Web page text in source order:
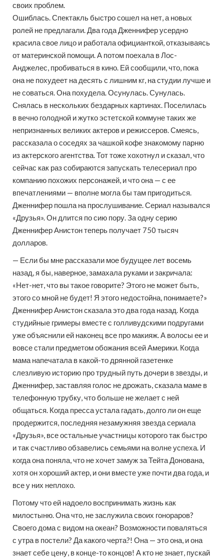
своих проблем.
Ошиблась. Спектакль быстро сошел на нет, а новых
ролей не предлагали. Два года Дженнифер усердно
красила свое лицо и работала официанткой, отказываясь
от материнской помощи. А потом поехала в Лос-
Анджелес, пробиваться в кино. Ей сообщили, что, пока
она не похудеет на десять с лишним кг, на студии лучше и
не соваться. Она похудела. Осунулась. Сунулась.
Снялась в нескольких бездарных картинах. Поселилась
в вечно голодной и жутко эстетской коммуне таких же
непризнанных великих актеров и режиссеров. Смеясь,
рассказала о соседях за чашкой кофе знакомому парню
из актерского агентства. Тот тоже хохотнул и сказал, что
сейчас как раз собираются запускать телесериал про
компанию похожих персонажей, и что она — с ее
впечатлениями — вполне могла бы там пригодиться.
Дженнифер пошла на прослушивание. Сериал назывался
«Друзья». Он длится по сию пору. За одну серию
Дженнифер Анистон теперь получает 750 тысяч
долларов.
— Если бы мне рассказали мое будущее лет восемь
назад, я бы, наверное, замахала руками и закричала:
«Нет-нет, что вы такое говорите? Этого не может быть,
этого со мной не будет! Я этого недостойна, понимаете?»
Дженнифер Анистон сказала это два года назад. Когда
студийные гримеры вместе с голливудскими подругами
уже объяснили ей наконец все про макияж. А волосы ее и
вовсе стали предметом обожания всей Америки. Когда
мама напечатала в какой-то дрянной газетенке
слезливую историю про трудный путь дочери в звезды, и
Дженнифер, заставляя голос не дрожать, сказала маме в
телефонную трубку, что больше не желает с ней
общаться. Когда пресса устала гадать, долго ли он еще
продержится, последняя незамужняя звезда сериала
«Друзья», все остальные участницы которого так быстро
и так счастливо обзавелись семьями на волне успеха. И
когда она поняла, что не хочет замуж за Тейта Донована,
хотя он хороший актер, и они вместе уже почти два года, и
все у них неплохо.
Потому что ей надоело воспринимать жизнь как
милостыню. Она что, не заслужила своих гонораров?
Своего дома с видом на океан? Возможности поваляться
с утра в постели? Да какого черта?! Она — это она, и она
знает себе цену, в конце-то концов! А кто не знает, пускай